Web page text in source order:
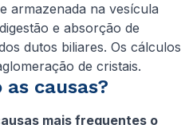
armazenada na vesícula
e absorção de
dutos biliares. Os cálculos
de cristais.
as causas?
mais frequentes o